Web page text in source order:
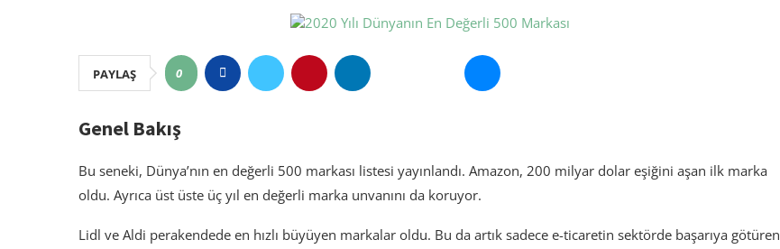
PAYLAŞ 0
Genel Bakış
Bu seneki, Dünya’nın en değerli 500 markası listesi yayınlandı. Amazon, 200 milyar dolar eşiğini aşan ilk marka
oldu. Ayrıca üst üste üç yıl en değerli marka unvanını da koruyor.
Lidl ve Aldi perakendede en hızlı büyüyen markalar oldu. Bu da artık sadece e-ticaretin sektörde başarıya götüren